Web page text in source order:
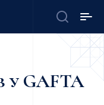
у GAFTA